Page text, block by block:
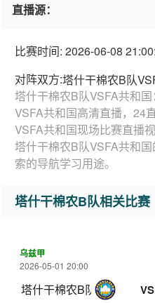
直播源：
比赛时间: 2026-06-08
对阵双方:塔什干棉农B队
塔什干棉农B队VSFA共和
VSFA共和国高清直播，24
VSFA共和国现场比赛直播
塔什干棉农B队VSFA共和
索的导航学习用途。
塔什干棉农B队相关比赛
乌兹甲
2026-05-01 20:00
塔什干棉农B队 VS